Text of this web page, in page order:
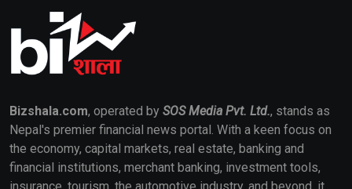
Bizshala.com, operated by SOS Media Pvt. Ltd., stands as
Nepal's premier financial news portal. With a keen focus on
the economy, capital markets, real estate, banking and
financial institutions, merchant banking, investment tools,
insurance, tourism, the automotive industry, and beyond, it